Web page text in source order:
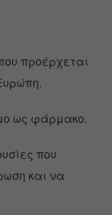
προέρχεται
ως φάρμακο.
που
και να